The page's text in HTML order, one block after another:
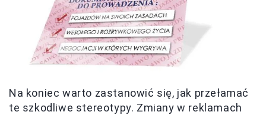
Na koniec warto zastanowić się, jak przełamać
te szkodliwe stereotypy. Zmiany w reklamach